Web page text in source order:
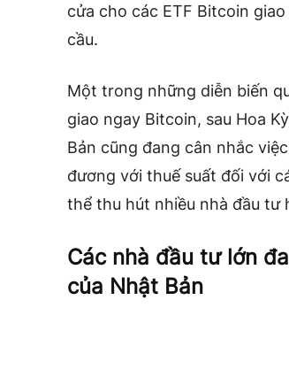
cửa cho các ETF Bitcoin
cầu.
Một trong những diễn biến
giao ngay Bitcoin, sau Hoa
Bản cũng đang cân nhắc
đương với thuế suất đối với
thể thu hút nhiều nhà đầu tư
Các nhà đầu tư lớn
của Nhật Bản